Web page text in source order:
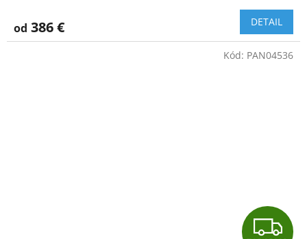
R
M
je
5,0
od 386 € DETAIL
Z
Kód: PAN04536